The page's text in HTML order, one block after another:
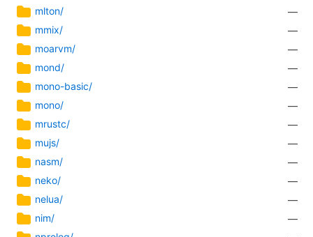
mlton/
—
mmix/
—
moarvm/
—
mond/
—
mono-basic/
—
mono/
—
mrustc/
—
mujs/
—
nasm/
—
neko/
—
nelua/
—
nim/
—